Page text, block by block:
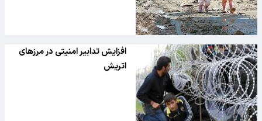
افزایش تدابیر امنیتی در مرزهای
اتریش